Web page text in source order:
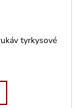
tyrkysové